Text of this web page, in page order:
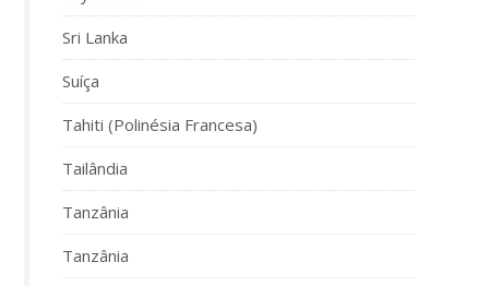
Sri Lanka
Suíça
Tahiti (Polinésia Francesa)
Tailândia
Tanzânia
Tanzânia